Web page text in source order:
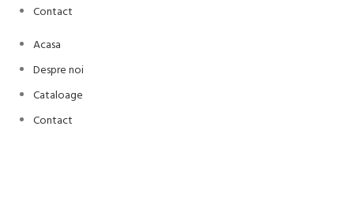
Contact
Acasa
Despre noi
Cataloage
Contact